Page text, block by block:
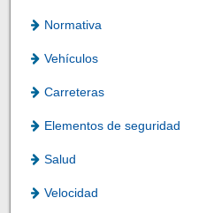
Normativa
Vehículos
Carreteras
Elementos de seguridad
Salud
Velocidad